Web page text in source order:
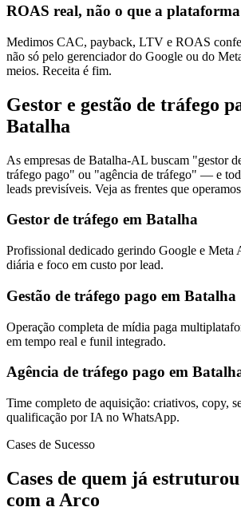
ROAS real, não o que a
Medimos CAC, payback, LTV e ROAS
não só pelo gerenciador do Google ou do
meios. Receita é fim.
Gestor e gestão de tráfego
Batalha
As empresas de Batalha-AL buscam "gestor
tráfego pago" ou "agência de tráfego" — e
leads previsíveis. Veja as frentes que
Gestor de tráfego em Batalha
Profissional dedicado gerindo Google e Meta
diária e foco em custo por lead.
Gestão de tráfego pago em Batalha
Operação completa de mídia paga
em tempo real e funil integrado.
Agência de tráfego pago em
Time completo de aquisição: criativos, copy,
qualificação por IA no WhatsApp.
Cases de Sucesso
Cases de quem já
com a Arco